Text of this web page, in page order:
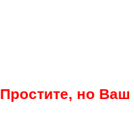
Простите, но Ваш